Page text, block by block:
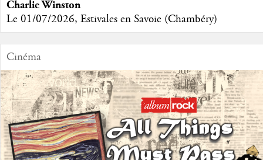
Charlie Winston
Le 01/07/2026, Estivales en Savoie (Chambéry)
Cinéma